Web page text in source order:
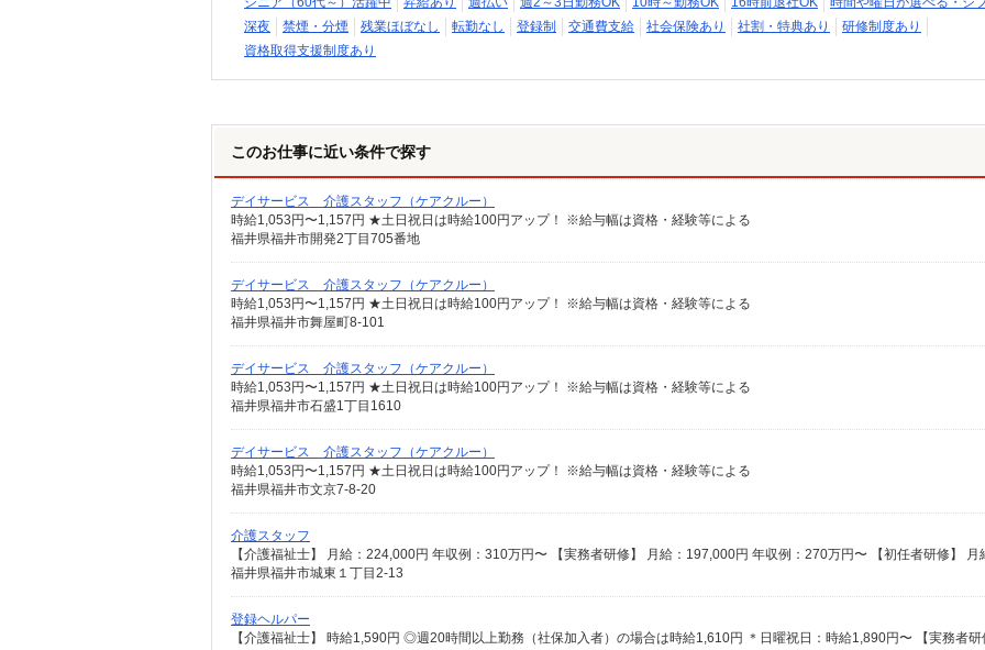
深夜
禁煙・分煙 残業ほぼなし 転勤なし 登録制 交通費支給 社会保険あり 社割・特典あり
研修制度あり
資格取得支援制度あり
このお仕事に近い条件で探す
デイサービス 介護スタッフ（ケアクルー）
時給1,053円〜1,157円 ★土日祝日は時給100円アップ！ ※給与幅は資格・経験等による
福井県福井市開発2丁目705番地
デイサービス 介護スタッフ（ケアクルー）
時給1,053円〜1,157円 ★土日祝日は時給100円アップ！ ※給与幅は資格・経験等による
福井県福井市舞屋町8-101
デイサービス 介護スタッフ（ケアクルー）
時給1,053円〜1,157円 ★土日祝日は時給100円アップ！ ※給与幅は資格・経験等による
福井県福井市石盛1丁目1610
デイサービス 介護スタッフ（ケアクルー）
時給1,053円〜1,157円 ★土日祝日は時給100円アップ！ ※給与幅は資格・経験等による
福井県福井市文京7-8-20
介護スタッフ
福井県福井市城東１丁目2-13
登録ヘルパー